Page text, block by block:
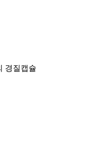
경질캡슐